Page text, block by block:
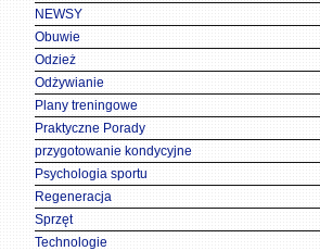
NEWSY
Obuwie
Odzież
Odżywianie
Plany treningowe
Praktyczne Porady
przygotowanie kondycyjne
Psychologia sportu
Regeneracja
Sprzęt
Technologie